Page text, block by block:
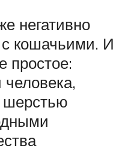
негативно
кошачьими. И
простое:
шерстью